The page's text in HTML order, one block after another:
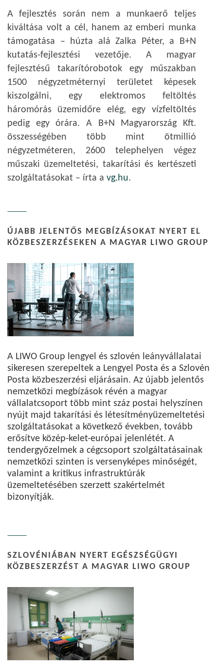
A fejlesztés során nem a munkaerő teljes
kiváltása volt a cél, hanem az emberi munka
támogatása – húzta alá Zalka Péter, a B+N
kutatás-fejlesztési vezetője. A magyar
fejlesztésű takarítórobotok egy műszakban
1500 négyzetméternyi területet képesek
kiszolgálni, egy elektromos feltöltés
háromórás üzemidőre elég, egy vízfeltöltés
pedig egy órára. A B+N Magyarország Kft.
összességében több mint ötmillió
négyzetméteren, 2600 telephelyen végez
műszaki üzemeltetési, takarítási és kertészeti
szolgáltatásokat – írta a vg.hu.
ÚJABB JELENTŐS MEGBÍZÁSOKAT NYERT EL
KÖZBESZERZÉSEKEN A MAGYAR LIWO GROUP
A LIWO Group lengyel és szlovén leányvállalatai
sikeresen szerepeltek a Lengyel Posta és a Szlovén
Posta közbeszerzési eljárásain. Az újabb jelentős
nemzetközi megbízások révén a magyar
vállalatcsoport több mint száz postai helyszínen
nyújt majd takarítási és létesítményüzemeltetési
szolgáltatásokat a következő években, tovább
erősítve közép-kelet-európai jelenlétét. A
tendergyőzelmek a cégcsoport szolgáltatásainak
nemzetközi szinten is versenyképes minőségét,
valamint a kritikus infrastruktúrák
üzemeltetésében szerzett szakértelmét
bizonyítják.
SZLOVÉNIÁBAN NYERT EGÉSZSÉGÜGYI
KÖZBESZERZÉST A MAGYAR LIWO GROUP